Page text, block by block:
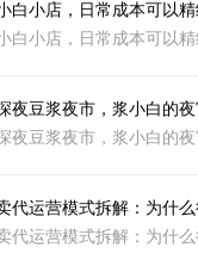
白小店，日常成本可以
白小店，日常成本可以
夜豆浆夜市，浆小白的
夜豆浆夜市，浆小白的
代运营模式拆解：为什